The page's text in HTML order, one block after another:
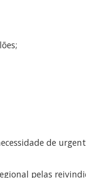
de
pelas